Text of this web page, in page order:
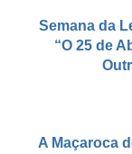
Semana da
“O 25 de
A Maçaroca